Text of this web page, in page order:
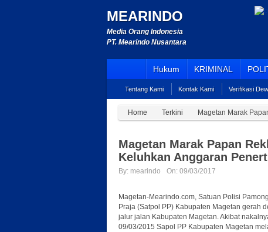
MEARINDO
Media Orang Indonesia
PT. Mearindo Nusantara
Hukum KRIMINAL
Tentang Kami Kontak Kami Verifikasi
Home Terkini Magetan Marak
Magetan Marak Papan
Keluhkan Anggaran
By: mearindo On: 09/03/2017
Magetan-Mearindo.com, Satuan Polisi Pamong
Praja (Satpol PP) Kabupaten Magetan gerah
jalur jalan Kabupaten Magetan. Akibat
09/03/2015 Sapol PP Kabupaten Magetan